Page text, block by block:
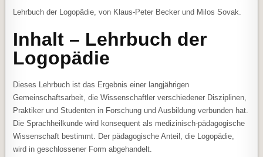
Lehrbuch der Logopädie, von Klaus-Peter Becker und Milos Sovak.
Inhalt – Lehrbuch der
Logopädie
Dieses Lehrbuch ist das Ergebnis einer langjährigen
Gemeinschaftsarbeit, die Wissenschaftler verschiedener Disziplinen,
Praktiker und Studenten in Forschung und Ausbildung verbunden hat.
Die Sprachheilkunde wird konsequent als medizinisch-pädagogische
Wissenschaft bestimmt. Der pädagogische Anteil, die Logopädie,
wird in geschlossener Form abgehandelt.